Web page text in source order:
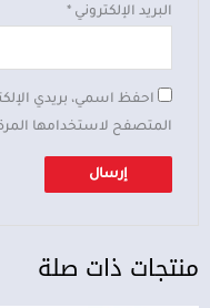
البريد الإلكتروني *
احفظ اسمي، بريدي
المتصفح لاستخدامها
منتجات ذات صلة